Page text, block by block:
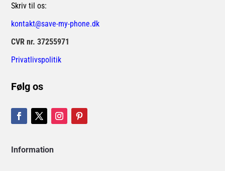
Skriv til os:
kontakt@save-my-phone.dk
CVR nr. 37255971
Privatlivspolitik
Følg os
Information